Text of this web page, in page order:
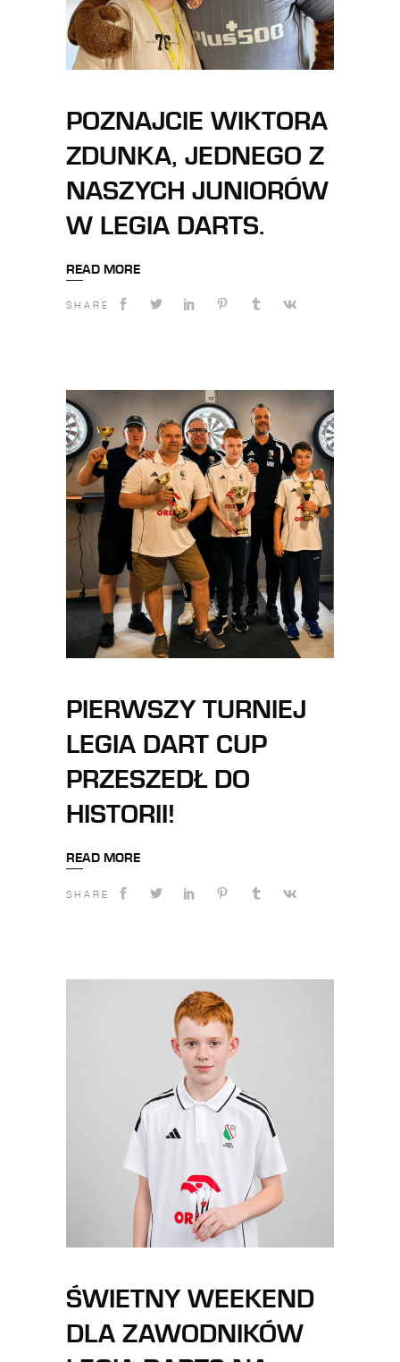
POZNAJCIE WIKTORA
ZDUNKA, JEDNEGO Z
NASZYCH JUNIORÓW
W LEGIA DARTS.
READ MORE
SHARE
PIERWSZY TURNIEJ
LEGIA DART CUP
PRZESZEDŁ DO
HISTORII!
READ MORE
SHARE
ŚWIETNY WEEKEND
DLA ZAWODNIKÓW